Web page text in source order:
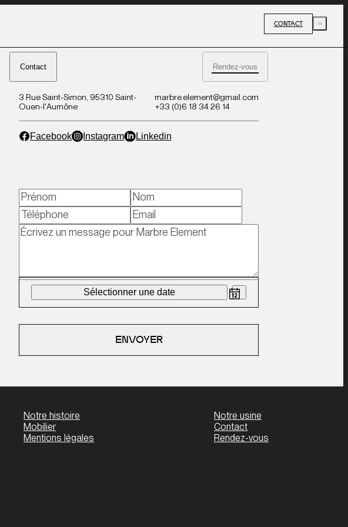
CONTACT
Contact Rendez-vous
3 Rue Saint-Simon, 95310 Saint-
Ouen-l'Aumône
marbre.element@gmail.com
+33 (0)6 18 34 26 14
Facebook Instagram Linkedin
Sélectionner une date
ENVOYER
Notre histoire
Mobilier
Mentions légales
Notre usine
Contact
Rendez-vous